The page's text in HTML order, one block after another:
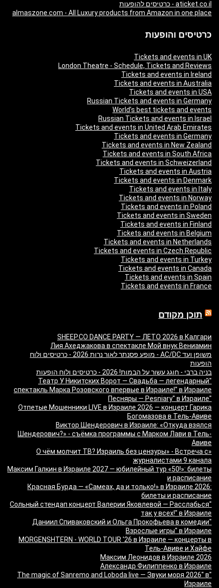
aticket.co.il - כרטיסים להופעות
almaszone.com - All Luxury products from Amazon in one place
כרטיסים והופעות
Tickets and events in UK
London Theatre - Schedule, Tickets and Reviews
Tickets and events in Ireland
Tickets and events in Australia
Tickets and events in USA
Russian Tickets and events in Germany
World’s best tickets and events
Russian Tickets and events in Israel
Tickets and events in United Arab Emirates
Tickets and events in Germany
Tickets and events in New Zealand
Tickets and events in South Africa
Tickets and events in Schweizerland
Tickets and events in Austria
Tickets and events in Denmark
Tickets and events in Italy
Tickets and events in Norway
Tickets and events in Poland
Tickets and events in Sweden
Tickets and events in Finland
Tickets and events in Belgium
Tickets and events in Netherlands
Tickets and events in Czech Republic
Tickets and events in Turkey
Tickets and events in Canada
Tickets and events in Spain
Tickets and events in France
תוכן מקודם
SHEEP.CO DANCE PARTY — ЛЕТО 2026 в Калгари
Лия Ахеджакова в спектакле Мой внук Вениамин
משופן ועד AC/DC - מופע פסנתר לאור נרות 2026 - כרטיסים ולוח
הופעות
בניה ברבי - חוגג עשור על הבמות! 2026 - כרטיסים ולוח הופעות
"Театр У Никитских Ворот — Свадьба — легендарный
спектакль Марка Розовского впервые в Израиле!" в Израиле
"Песняры — Pesniary" в Израиле
Отпетые Мошенники LIVE в Израиле 2026 — концерт Гарика
Богомазова в Тель-Авиве
Виктор Шендерович в Израиле: «Откуда взялся
Шендерович?» - съёмка программы с Марком Лави в Тель-
Авиве
«О чём молчит ТВ? Израиль без цензуры» - Встреча с
журналистами 9 канала
Максим Галкин в Израиле 2027 — юбилейный тур «50!»: билеты
и расписание
Красная Бурда — «Самеах, да и только!» в Израиле 2026:
билеты и расписание
"Сольный стендап концерт Валерии Яковлевой — Расслабься
так у всех!" в Израиле
"Даниил Спиваковский и Ольга Прокофьева в комедии
Взрослые игры" в Израиле
MORGENSHTERN - WORLD TOUR '26 в Израиле — концерты в
Тель-Авиве и Хайфе
Максим Леонидов в Израиле 2026
Александр Филиппенко в Израиле
"The magic of Sanremo and Loboda live — Звуки моря 2026" в
Израиле